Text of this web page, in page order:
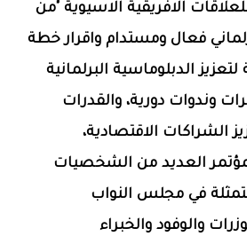
الافريقية الاسيوية "من
فعال ومستدام واقرار خطة
الدبلوماسية البرلمانية
وندوات دورية، والقدرات
الشراكات الاقتصادية،
العديد من الشخصيات
في مجلس النواب
والوفود والخبراء